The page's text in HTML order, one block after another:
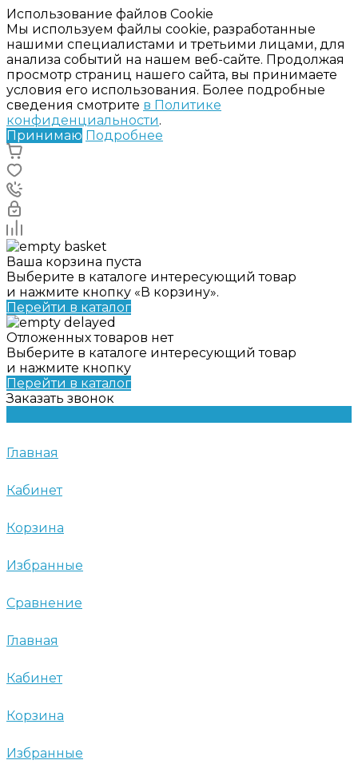
Использование файлов Cookie
Мы используем файлы cookie, разработанные
нашими специалистами и третьими лицами, для
анализа событий на нашем веб-сайте. Продолжая
просмотр страниц нашего сайта, вы принимаете
условия его использования. Более подробные
сведения смотрите в Политике
конфиденциальности.
Принимаю Подробнее
Ваша корзина пуста
Выберите в каталоге интересующий товар
и нажмите кнопку «В корзину».
Перейти в каталог
Отложенных товаров нет
Выберите в каталоге интересующий товар
и нажмите кнопку
Перейти в каталог
Заказать звонок
Главная
Кабинет
Корзина
Избранные
Сравнение
Главная
Кабинет
Корзина
Избранные